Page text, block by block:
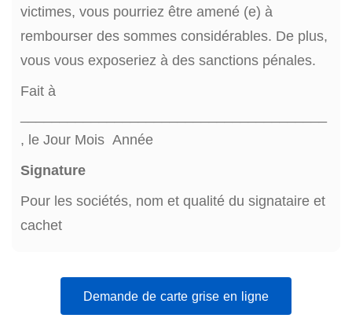
victimes, vous pourriez être amené (e) à
rembourser des sommes considérables. De plus,
vous vous exposeriez à des sanctions pénales.
Fait à
, le Jour Mois Année
Signature
Pour les sociétés, nom et qualité du signataire et
cachet
Demande de carte grise en ligne